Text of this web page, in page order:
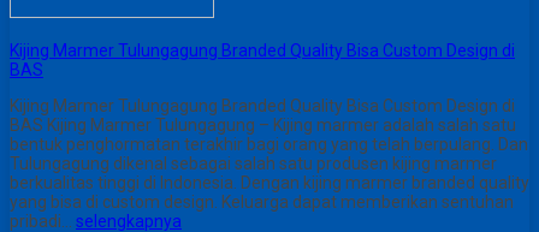
Kijing Marmer Tulungagung Branded Quality Bisa Custom Design di
BAS
Kijing Marmer Tulungagung Branded Quality Bisa Custom Design di
BAS Kijing Marmer Tulungagung – Kijing marmer adalah salah satu
bentuk penghormatan terakhir bagi orang yang telah berpulang. Dan
Tulungagung dikenal sebagai salah satu produsen kijing marmer
berkualitas tinggi di Indonesia. Dengan kijing marmer branded quality
yang bisa di custom design. Keluarga dapat memberikan sentuhan
pribadi… selengkapnya